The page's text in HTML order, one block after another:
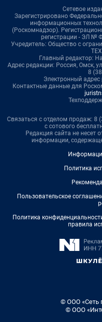
Сетевое
Зарегистрировано
информационных
(Роскомнадзор).
регистрации - ЭЛ №
Учредитель: Общество с
Главный редактор:
Адрес редакции: Россия, Омск,
8
Электронный адрес
Контактные данные для
Связаться с отделом продаж: 8
с сотового
Редакция сайта не несет
информации,
Политика
Пользовательское
Политика
правила
© ООО «Сеть
© ООО